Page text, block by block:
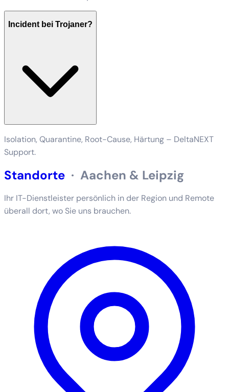
Incident bei Trojaner?
Isolation, Quarantine, Root-Cause, Härtung – DeltaNEXT
Support.
Standorte · Aachen & Leipzig
Ihr IT-Dienstleister persönlich in der Region und Remote
überall dort, wo Sie uns brauchen.